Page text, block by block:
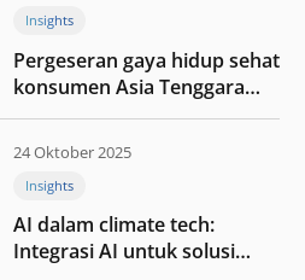
Insights
Pergeseran gaya hidup sehat
konsumen Asia Tenggara
pada tahun 2025
24 Oktober 2025
Insights
AI dalam climate tech:
Integrasi AI untuk solusi